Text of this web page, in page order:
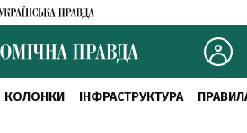
КОЛОНКИ ІНФРАСТРУКТУРА